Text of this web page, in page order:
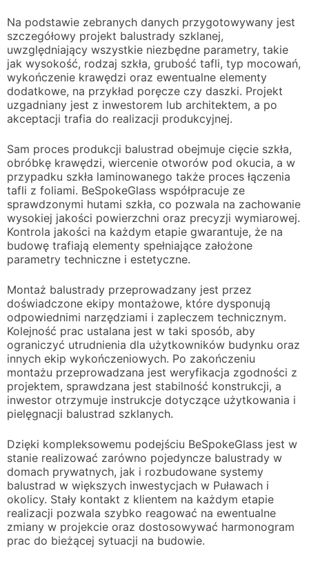
Na podstawie zebranych danych przygotowywany jest
szczegółowy projekt balustrady szklanej,
uwzględniający wszystkie niezbędne parametry, takie
jak wysokość, rodzaj szkła, grubość tafli, typ mocowań,
wykończenie krawędzi oraz ewentualne elementy
dodatkowe, na przykład poręcze czy daszki. Projekt
uzgadniany jest z inwestorem lub architektem, a po
akceptacji trafia do realizacji produkcyjnej.
Sam proces produkcji balustrad obejmuje cięcie szkła,
obróbkę krawędzi, wiercenie otworów pod okucia, a w
przypadku szkła laminowanego także proces łączenia
tafli z foliami. BeSpokeGlass współpracuje ze
sprawdzonymi hutami szkła, co pozwala na zachowanie
wysokiej jakości powierzchni oraz precyzji wymiarowej.
Kontrola jakości na każdym etapie gwarantuje, że na
budowę trafiają elementy spełniające założone
parametry techniczne i estetyczne.
Montaż balustrady przeprowadzany jest przez
doświadczone ekipy montażowe, które dysponują
odpowiednimi narzędziami i zapleczem technicznym.
Kolejność prac ustalana jest w taki sposób, aby
ograniczyć utrudnienia dla użytkowników budynku oraz
innych ekip wykończeniowych. Po zakończeniu
montażu przeprowadzana jest weryfikacja zgodności z
projektem, sprawdzana jest stabilność konstrukcji, a
inwestor otrzymuje instrukcje dotyczące użytkowania i
pielęgnacji balustrad szklanych.
Dzięki kompleksowemu podejściu BeSpokeGlass jest w
stanie realizować zarówno pojedyncze balustrady w
domach prywatnych, jak i rozbudowane systemy
balustrad w większych inwestycjach w Puławach i
okolicy. Stały kontakt z klientem na każdym etapie
realizacji pozwala szybko reagować na ewentualne
zmiany w projekcie oraz dostosowywać harmonogram
prac do bieżącej sytuacji na budowie.